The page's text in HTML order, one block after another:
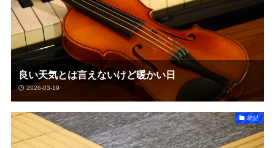
良い天気とは言えないけど暖かい日
2026-03-19
雑記